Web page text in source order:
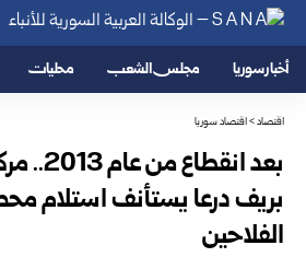
أخبار سوريا مجلس الشعب محليات
اقتصاد>اقتصاد سوريا
بعد
بريف درعا يستأنف استلام
الفلاحين